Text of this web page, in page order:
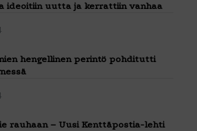
ideoitiin uutta ja kerrattiin vanhaa
hengellinen perintö pohditutti
rauhaan – Uusi Kenttäpostia-lehti